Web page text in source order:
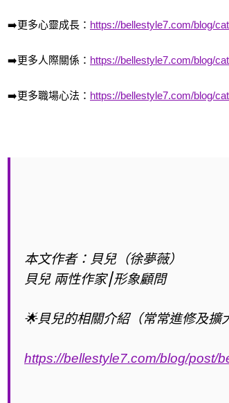
➡️更多心靈成長： https://bellestyle7.com/blog/
➡️更多人際關係： https://bellestyle7.com/blog/
➡️更多職場心法： https://bellestyle7.com/blog/
本文作者：貝兒（徐夢薇）
貝兒 兩性作家⎮形象顧問
🌟貝兒的相關介紹（常常進修及擴
https://bellestyle7.com/blog/post/